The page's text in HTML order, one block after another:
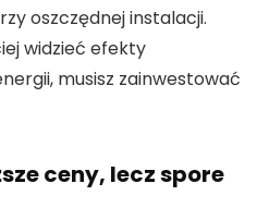
oszczędnej instalacji.
widzieć efekty
musisz zainwestować
ceny, lecz spore